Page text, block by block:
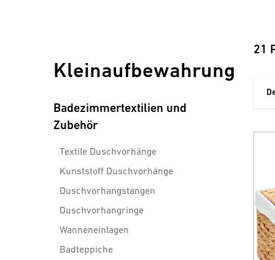
Kleinaufbewahrung
Badezimmertextilien und
Zubehör
Textile Duschvorhänge
Kunststoff Duschvorhänge
Duschvorhangstangen
Duschvorhangringe
Wanneneinlagen
Badteppiche
21